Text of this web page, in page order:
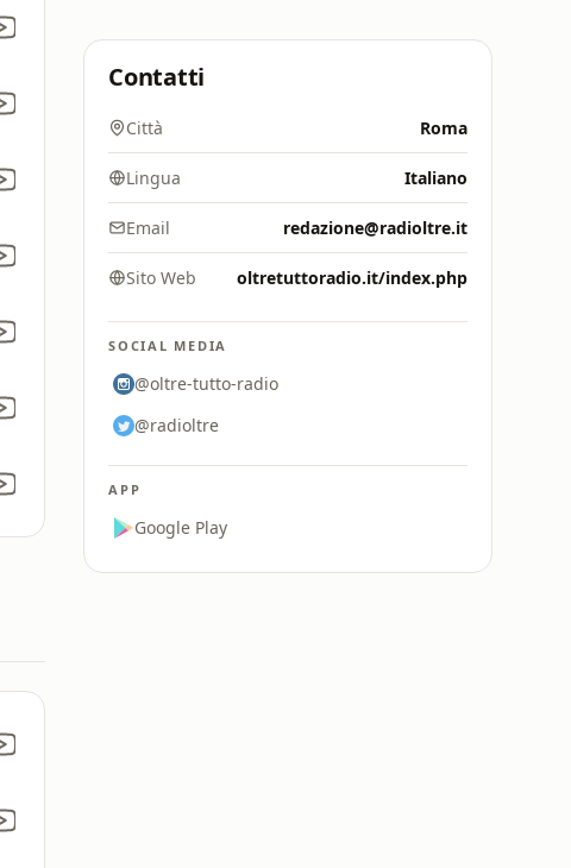
Contatti
Città Roma
Lingua Italiano
Email redazione@radioltre.it
Sito Web oltretuttoradio.it/index.php
SOCIAL MEDIA
@oltre-tutto-radio
@radioltre
APP
Google Play